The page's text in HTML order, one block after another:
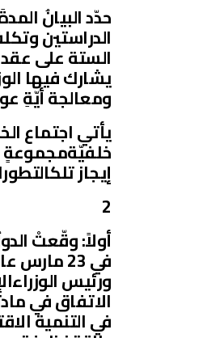
حدّد البيانُ
الدراستين
الستة على عقد
يشارك فيها
ومعالجة أيّةِ
يأتي اجتماع
إيجاز
2
أولاً: وقّعتْ
ورئيس
الاتفاق في
في التنمية